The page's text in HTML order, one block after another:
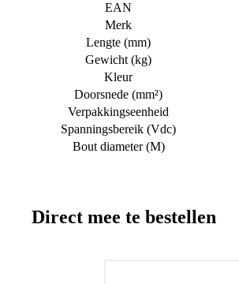
EAN
Merk
Lengte (mm)
Gewicht (kg)
Kleur
Doorsnede (mm²)
Verpakkingseenheid
Spanningsbereik (Vdc)
Bout diameter (M)
Direct mee te bestellen